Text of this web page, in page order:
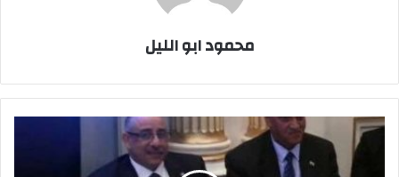
محمود ابو الليل
بحضورمحافظ
ونواب
السويس